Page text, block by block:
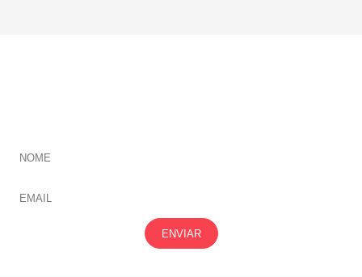
ENVIAR